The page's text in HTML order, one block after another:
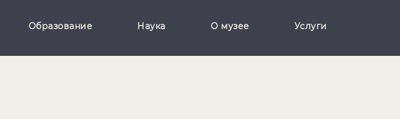
Образование Наука О музее Услуги